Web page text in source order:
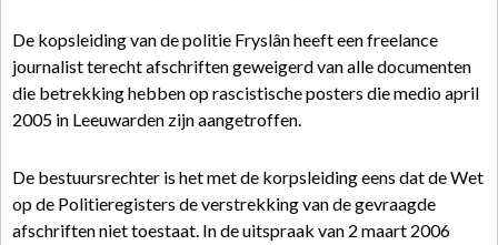
De kopsleiding van de politie Fryslân heeft een freelance
journalist terecht afschriften geweigerd van alle documenten
die betrekking hebben op rascistische posters die medio april
2005 in Leeuwarden zijn aangetroffen.
De bestuursrechter is het met de korpsleiding eens dat de Wet
op de Politieregisters de verstrekking van de gevraagde
afschriften niet toestaat. In de uitspraak van 2 maart 2006